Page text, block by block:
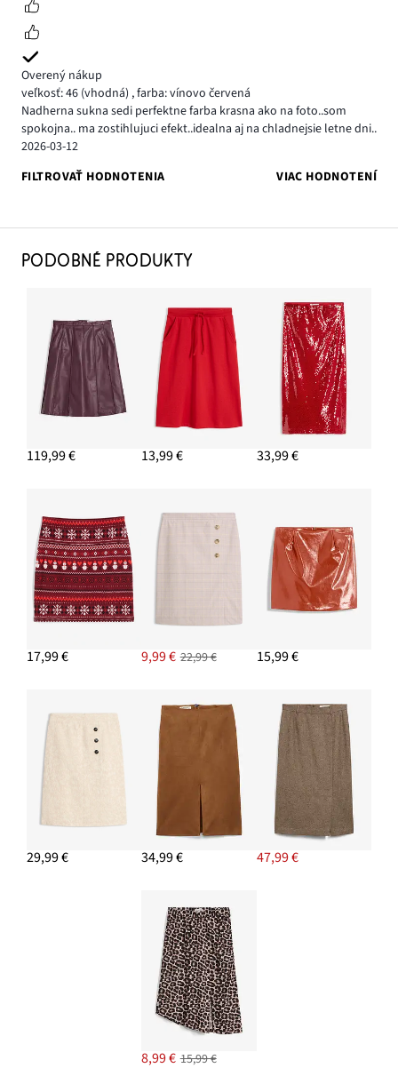
Overený nákup
veľkosť: 46 (vhodná) ,farba: vínovo červená
Nadherna sukna sedi perfektne farba krasna ako na foto..som
spokojna.. ma zostihlujuci efekt..idealna aj na chladnejsie letne dni..
2026-03-12
FILTROVAŤ HODNOTENIA
VIAC HODNOTENÍ
PODOBNÉ PRODUKTY
119,99 € 13,99 € 33,99 €
17,99 € 9,99 € 22,99 € 15,99 €
29,99 € 34,99 € 47,99 €
8,99 € 15,99 €